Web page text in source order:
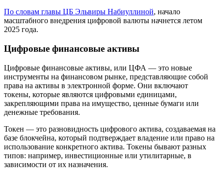
По словам главы ЦБ Эльвиры Набиуллиной, начало
масштабного внедрения цифровой валюты начнется летом
2025 года.
Цифровые финансовые активы
Цифровые финансовые активы, или ЦФА — это новые
инструменты на финансовом рынке, представляющие собой
права на активы в электронной форме. Они включают
токены, которые являются цифровыми единицами,
закрепляющими права на имущество, ценные бумаги или
денежные требования.
Токен — это разновидность цифрового актива, создаваемая на
базе блокчейна, который подтверждает владение или право на
использование конкретного актива. Токены бывают разных
типов: например, инвестиционные или утилитарные, в
зависимости от их назначения.